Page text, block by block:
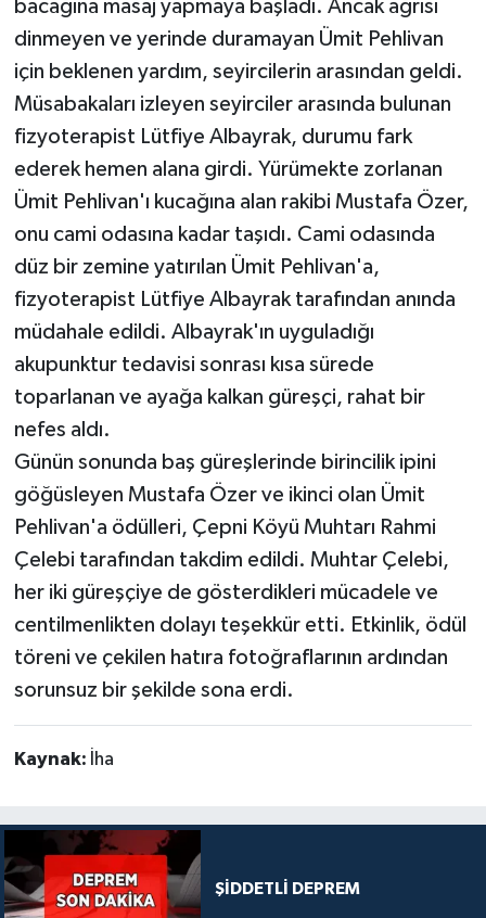
bacağına masaj yapmaya başladı. Ancak ağrısı
dinmeyen ve yerinde duramayan Ümit Pehlivan
için beklenen yardım, seyircilerin arasından geldi.
Müsabakaları izleyen seyirciler arasında bulunan
fizyoterapist Lütfiye Albayrak, durumu fark
ederek hemen alana girdi. Yürümekte zorlanan
Ümit Pehlivan'ı kucağına alan rakibi Mustafa Özer,
onu cami odasına kadar taşıdı. Cami odasında
düz bir zemine yatırılan Ümit Pehlivan'a,
fizyoterapist Lütfiye Albayrak tarafından anında
müdahale edildi. Albayrak'ın uyguladığı
akupunktur tedavisi sonrası kısa sürede
toparlanan ve ayağa kalkan güreşçi, rahat bir
nefes aldı.
Günün sonunda baş güreşlerinde birincilik ipini
göğüsleyen Mustafa Özer ve ikinci olan Ümit
Pehlivan'a ödülleri, Çepni Köyü Muhtarı Rahmi
Çelebi tarafından takdim edildi. Muhtar Çelebi,
her iki güreşçiye de gösterdikleri mücadele ve
centilmenlikten dolayı teşekkür etti. Etkinlik, ödül
töreni ve çekilen hatıra fotoğraflarının ardından
sorunsuz bir şekilde sona erdi.
Kaynak: İha
ŞİDDETLİ DEPREM